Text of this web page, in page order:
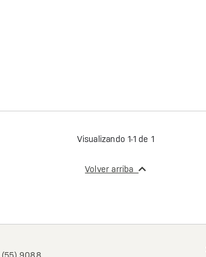
Visualizando 1-1 de 1
Volver arriba